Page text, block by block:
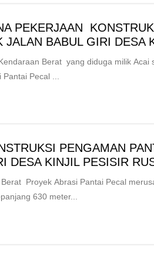
PEKERJAAN
JALAN BABUL GIRI DESA
Berat yang diduga milik Acai
Pecal ...
PENGAMAN
DESA KINJIL PESISIR
Proyek Abrasi Pantai Pecal
630 meter...